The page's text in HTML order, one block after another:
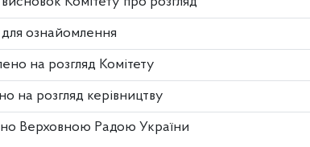
ознайомлення
на розгляд Комітету
на розгляд керівництву
Верховною Радою України